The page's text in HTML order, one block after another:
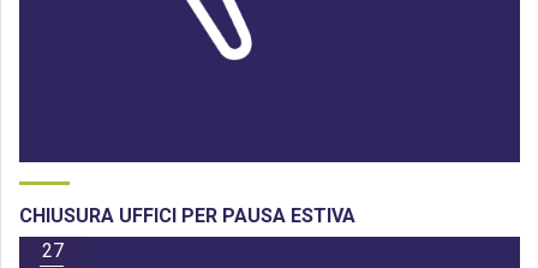
CHIUSURA UFFICI PER PAUSA ESTIVA
27